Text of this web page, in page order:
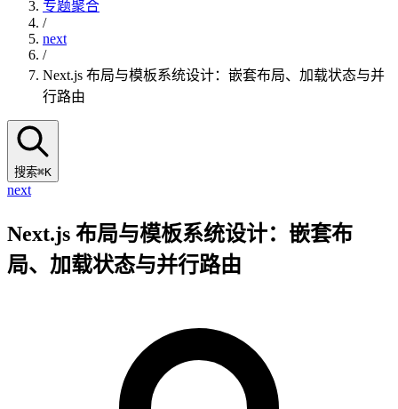
专题聚合
/
next
/
Next.js 布局与模板系统设计：嵌套布局、加载状态与并
行路由
搜索⌘K
next
Next.js 布局与模板系统设计：嵌套布
局、加载状态与并行路由